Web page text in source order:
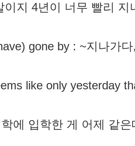
이지 4년이 너무 빨리 지
gone by : ~지나가
like only yesterday
에 입학한 게 어제 같은